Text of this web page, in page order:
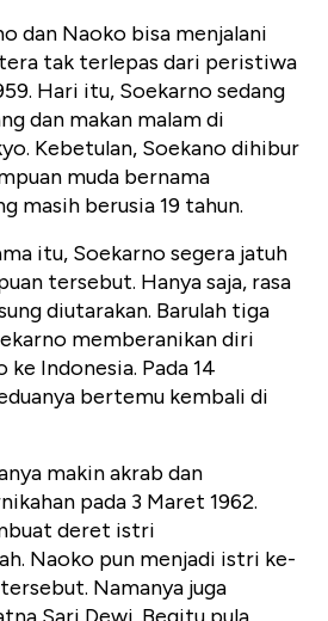
dan Naoko bisa menjalani
tak terlepas dari peristiwa
Hari itu, Soekarno sedang
dan makan malam di
Kebetulan, Soekano dihibur
muda bernama
masih berusia 19 tahun.
itu, Soekarno segera jatuh
tersebut. Hanya saja, rasa
diutarakan. Barulah tiga
memberanikan diri
Indonesia. Pada 14
bertemu kembali di
makin akrab dan
pada 3 Maret 1962.
deret istri
Naoko pun menjadi istri ke-
Namanya juga